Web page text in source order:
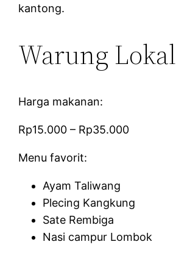
kantong.
Warung Lokal
Harga makanan:
Rp15.000 – Rp35.000
Menu favorit:
Ayam Taliwang
Plecing Kangkung
Sate Rembiga
Nasi campur Lombok